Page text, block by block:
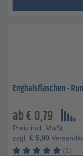
Enghalsflaschen -
ab€0,79
Preis inkl. MwSt.
zzgl. € 5,90
(1)